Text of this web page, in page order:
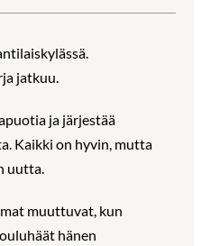
jatkuu.
ja järjestää
Kaikki on hyvin, mutta
uutta.
muuttuvat, kun
hänen